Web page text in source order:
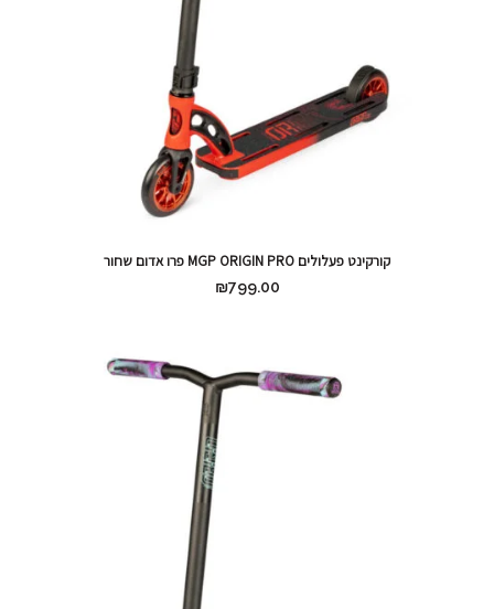
קורקינט פעלולים MGP ORIGIN PRO פרו אדום שחור
₪799.00